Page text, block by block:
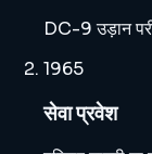
DC-9 उड़ान
1965
सेवा प्रवेश